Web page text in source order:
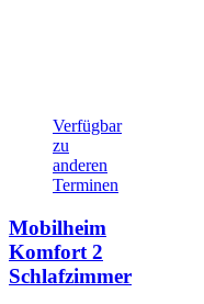
Verfügbar
zu
anderen
Terminen
Mobilheim
Komfort 2
Schlafzimmer